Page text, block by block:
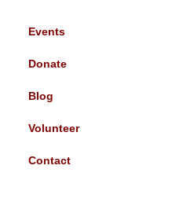
Events
Donate
Blog
Volunteer
Contact